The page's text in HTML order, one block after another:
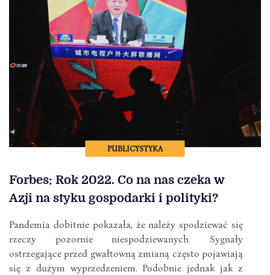
PUBLICYSTYKA
Forbes: Rok 2022. Co na nas czeka w
Azji na styku gospodarki i polityki?
Pandemia dobitnie pokazała, że należy spodziewać się
rzeczy pozornie niespodziewanych. Sygnały
ostrzegające przed gwałtowną zmianą często pojawiają
się z dużym wyprzedzeniem. Podobnie jednak jak z